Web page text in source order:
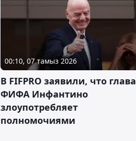
00:10, 07 тамыз 2026
В FIFPRO заявили, что глава
ФИФА Инфантино
злоупотребляет
полномочиями